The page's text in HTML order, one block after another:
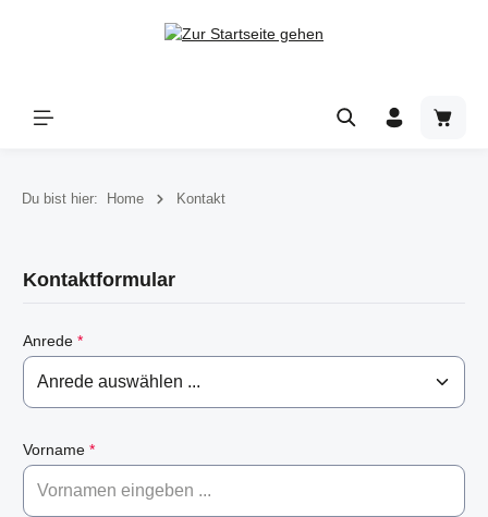
Zum Hauptinhalt springen
Du bist hier: Home Kontakt
Kontaktformular
Anrede *
Vorname *